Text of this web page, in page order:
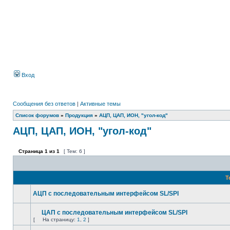
Вход
Сообщения без ответов | Активные темы
Список форумов » Продукция » АЦП, ЦАП, ИОН, "угол-код"
АЦП, ЦАП, ИОН, "угол-код"
Страница 1 из 1 [ Тем: 6 ]
АЦП с последовательным интерфейсом SL/SPI
ЦАП с последовательным интерфейсом SL/SPI
[ На страницу: 1 2 ]